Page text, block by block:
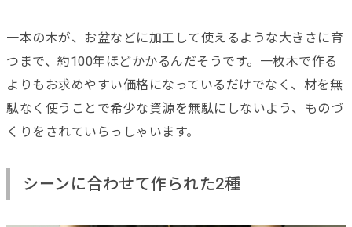
一本の木が、お盆などに加工して使えるような大きさに育
つまで、約100年ほどかかるんだそうです。一枚木で作る
よりもお求めやすい価格になっているだけでなく、材を無
駄なく使うことで希少な資源を無駄にしないよう、ものづ
くりをされていらっしゃいます。
シーンに合わせて作られた2種